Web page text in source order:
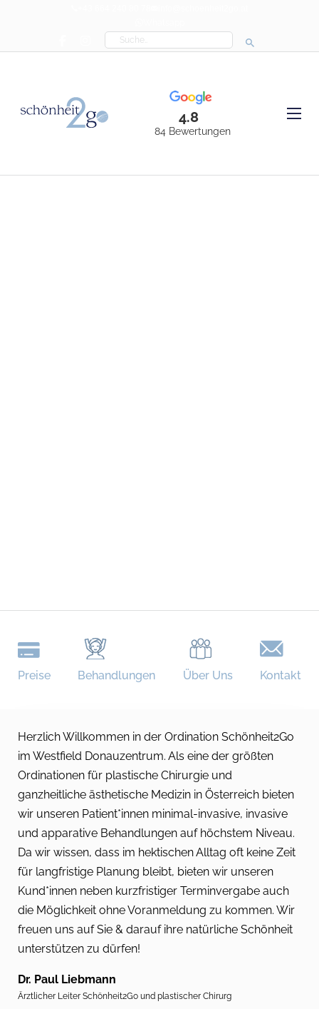
Search
4.8
84 Bewertungen
Preise Behandlungen Über Uns Kontakt
Herzlich Willkommen in der Ordination Schönheit2Go
im Westfield Donauzentrum. Als eine der größten
Ordinationen für plastische Chirurgie und
ganzheitliche ästhetische Medizin in Österreich bieten
wir unseren Patient*innen minimal-invasive, invasive
und apparative Behandlungen auf höchstem Niveau.
Da wir wissen, dass im hektischen Alltag oft keine Zeit
für langfristige Planung bleibt, bieten wir unseren
Kund*innen neben kurzfristiger Terminvergabe auch
die Möglichkeit ohne Voranmeldung zu kommen. Wir
freuen uns auf Sie & darauf ihre natürliche Schönheit
unterstützen zu dürfen!
Dr. Paul Liebmann
Ärztlicher Leiter Schönheit2Go und plastischer Chirurg